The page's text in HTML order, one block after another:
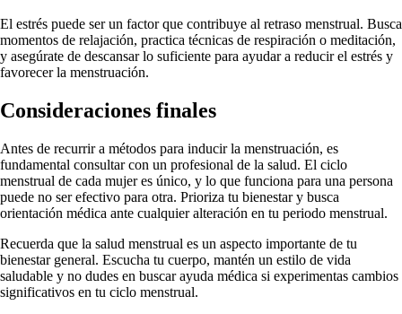
El estrés puede ser un factor que contribuye al retraso menstrual. Busca
momentos de relajación, practica técnicas de respiración o meditación,
y asegúrate de descansar lo suficiente para ayudar a reducir el estrés y
favorecer la menstruación.
Consideraciones finales
Antes de recurrir a métodos para inducir la menstruación, es
fundamental consultar con un profesional de la salud. El ciclo
menstrual de cada mujer es único, y lo que funciona para una persona
puede no ser efectivo para otra. Prioriza tu bienestar y busca
orientación médica ante cualquier alteración en tu periodo menstrual.
Recuerda que la salud menstrual es un aspecto importante de tu
bienestar general. Escucha tu cuerpo, mantén un estilo de vida
saludable y no dudes en buscar ayuda médica si experimentas cambios
significativos en tu ciclo menstrual.